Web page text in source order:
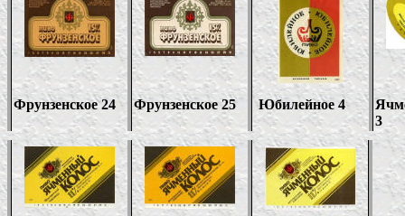
Фрунзенское 24 Фрунзенское 25 Юбилейное 4
3